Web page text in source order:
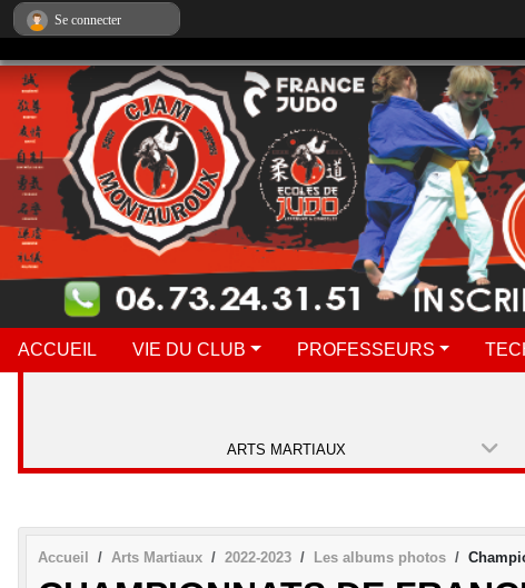
ACCUEIL VIE DU CLUB PROFESSEURS
ARTS MARTIAUX
Accueil Arts Martiaux 2022-2023 Les albums photos
Se connecter
Panneau de gestion des cookies